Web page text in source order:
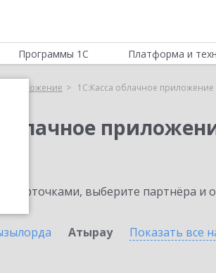
Программы 1С Платформа и
приложение 1С:Касса облачное приложение
выберите партнёра и
Атырау Показать все